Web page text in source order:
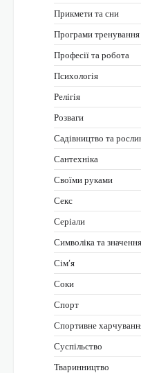
Прикмети та сни
Програми тренування
Професії та робота
Психологія
Релігія
Розваги
Садівництво та
Сантехніка
Своїми руками
Секс
Серіали
Символіка та значення
Сім’я
Соки
Спорт
Спортивне
Суспільство
Тваринництво